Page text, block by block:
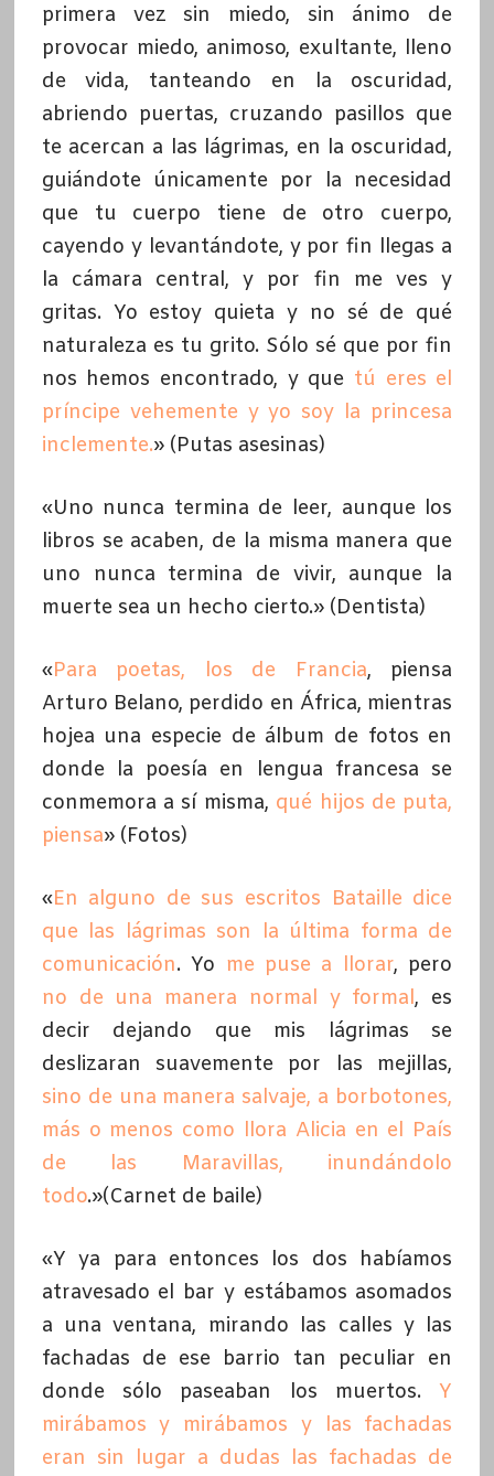
primera vez sin miedo, sin ánimo de
provocar miedo, animoso, exultante, lleno
de vida, tanteando en la oscuridad,
abriendo puertas, cruzando pasillos que
te acercan a las lágrimas, en la oscuridad,
guiándote únicamente por la necesidad
que tu cuerpo tiene de otro cuerpo,
cayendo y levantándote, y por fin llegas a
la cámara central, y por fin me ves y
gritas. Yo estoy quieta y no sé de qué
naturaleza es tu grito. Sólo sé que por fin
nos hemos encontrado, y que tú eres el
príncipe vehemente y yo soy la princesa
inclemente.» (Putas asesinas)
«Uno nunca termina de leer, aunque los
libros se acaben, de la misma manera que
uno nunca termina de vivir, aunque la
muerte sea un hecho cierto.» (Dentista)
«Para poetas, los de Francia, piensa
Arturo Belano, perdido en África, mientras
hojea una especie de álbum de fotos en
donde la poesía en lengua francesa se
conmemora a sí misma, qué hijos de puta,
piensa» (Fotos)
«En alguno de sus escritos Bataille dice
que las lágrimas son la última forma de
comunicación. Yo me puse a llorar, pero
no de una manera normal y formal, es
decir dejando que mis lágrimas se
deslizaran suavemente por las mejillas,
sino de una manera salvaje, a borbotones,
más o menos como llora Alicia en el País
de las Maravillas, inundándolo
todo.»(Carnet de baile)
«Y ya para entonces los dos habíamos
atravesado el bar y estábamos asomados
a una ventana, mirando las calles y las
fachadas de ese barrio tan peculiar en
donde sólo paseaban los muertos.Y
mirábamos y mirábamos y las fachadas
eran sin lugar a dudas las fachadas de